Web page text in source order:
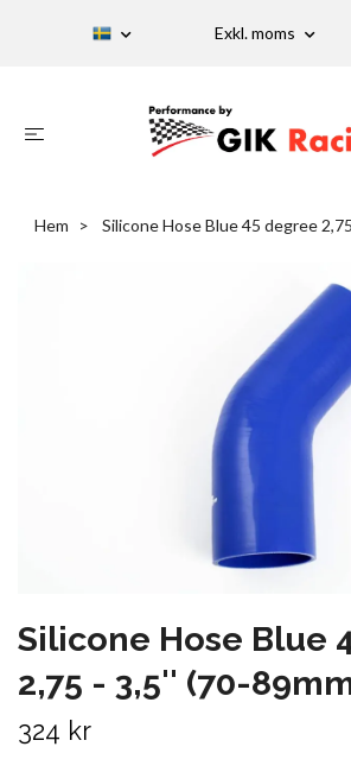
Exkl. moms
Hem Silicone Hose Blue 45 degree
Silicone Hose Blue
2,75 - 3,5'' (70-
324 kr